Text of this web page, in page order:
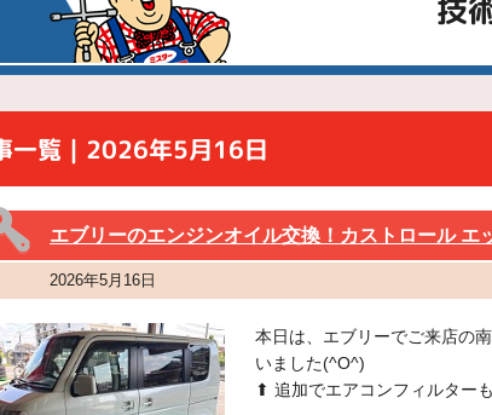
技
一覧｜2026年5月16日
エブリーのエンジンオイル交換！カストロール エ
2026年5月16日
本日は、エブリーでご来店の
いました(^O^)
⬆︎ 追加でエアコンフィルター